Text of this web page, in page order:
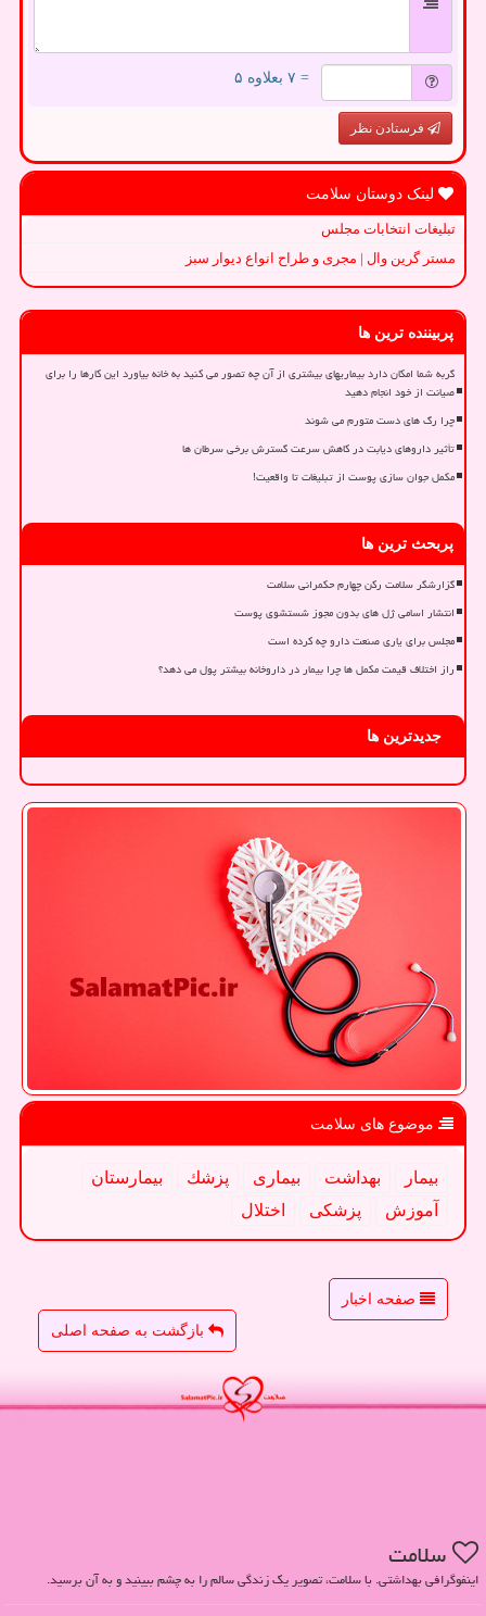
= ۷ بعلاوه ۵
فرستادن نظر
لینک دوستان سلامت
تبلیغات انتخابات مجلس
مستر گرین وال | مجری و طراح انواع دیوار سبز
پربیننده ترین ها
گربه شما امکان دارد بیماریهای بیشتری از آن چه تصور می کنید به خانه بیاورد این کارها را برای
صیانت از خود انجام دهید
چرا رگ های دست متورم می شوند
تأثیر داروهای دیابت در کاهش سرعت گسترش برخی سرطان ها
مکمل جوان سازی پوست از تبلیغات تا واقعیت!
پربحث ترین ها
گزارشگر سلامت رکن چهارم حکمرانی سلامت
انتشار اسامی ژل های بدون مجوز شستشوی پوست
مجلس برای یاری صنعت دارو چه کرده است
راز اختلاف قیمت مکمل ها چرا بیمار در داروخانه بیشتر پول می دهد؟
جدیدترین ها
موضوع های سلامت
بیمار بهداشت بیماری پزشك
بیمارستان
آموزش
پزشكی اختلال
صفحه اخبار
بازگشت به صفحه اصلی
سلامت
اینفوگرافی بهداشتی. با سلامت، تصویر یک زندگی سالم را به چشم ببینید و به آن برسید.